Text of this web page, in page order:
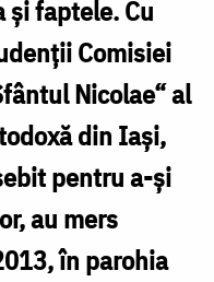
faptele. Cu
Comisiei
Nicolae“ al
din Iaşi,
pentru a-şi
au mers
în parohia